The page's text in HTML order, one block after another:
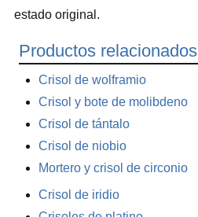
estado original.
Productos relacionados
Crisol de wolframio
Crisol y bote de molibdeno
Crisol de tántalo
Crisol de niobio
Mortero y crisol de circonio
Crisol de iridio